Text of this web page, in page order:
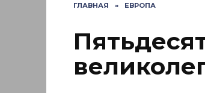
ГЛАВНАЯ » ЕВРОПА